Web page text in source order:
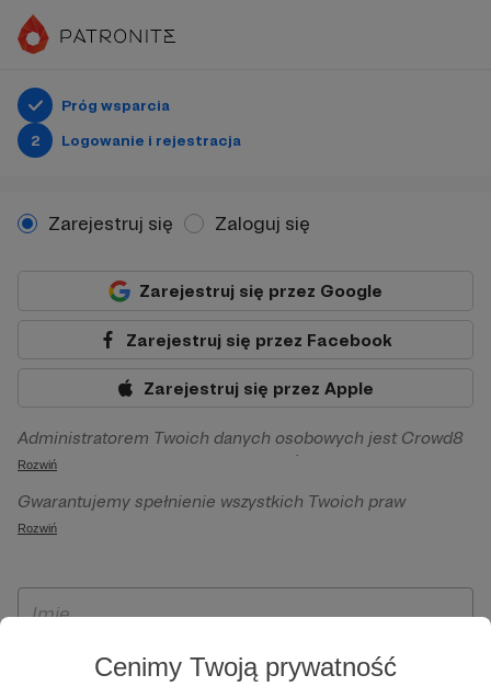
Cenimy Twoją prywatność
Próg wsparcia
2
Logowanie i rejestracja
Zarejestruj się Zaloguj się
Zarejestruj się przez Google
Zarejestruj się przez Facebook
Zarejestruj się przez Apple
Administratorem Twoich danych osobowych jest Crowd8
sp. z o.o. z siedziba w Warszawie, ul. Żwirki i Wigury 16, 02-
092 Warszawa. Twoje dane osobowe będą przetwarzane w
szczególności w celu wykonania umowy zawartej z Tobą, w
Patronite.pl, w tym możliwości dokonywania oraz
otrzymywania wsparcia na naszej platformie oraz
Rozwiń
Gwarantujemy spełnienie wszystkich Twoich praw
wynikających z ogólnego rozporządzenia o ochronie
ich przenoszenia, niepodlegania zautomatyzowanemu
wyrażenia sprzeciwu wobec przetwarzania Twoich danych
osobowych. Rejestracja dla osób niepełnoletnich możliwa
Rozwiń